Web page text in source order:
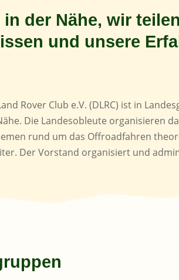
der Nähe, wir teilen
und unsere
Rover Club e.V. (DLRC) ist in
Die Landesobleute organisieren
rund um das Offroadfahren
Der Vorstand organisiert und